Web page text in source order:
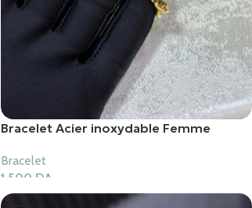
Bracelet Acier inoxydable Femme
Bracelet
1,500 DA